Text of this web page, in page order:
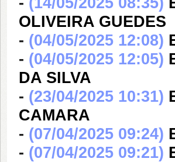
OLIVEIRA GUEDES
- (04/05/2025 12:08)
- (04/05/2025 12:05)
DA SILVA
- (23/04/2025 10:31)
CAMARA
- (07/04/2025 09:24)
- (07/04/2025 09:21)